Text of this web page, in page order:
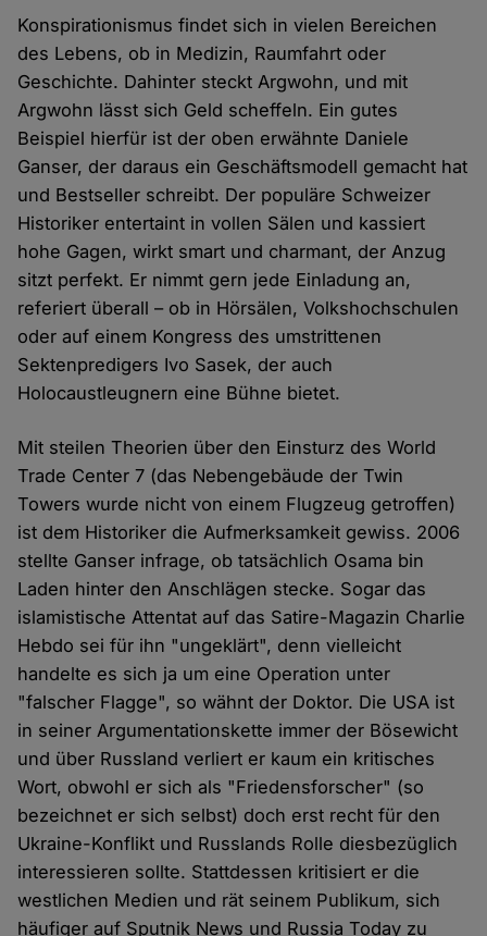
Konspirationismus findet sich in vielen Bereichen
des Lebens, ob in Medizin, Raumfahrt oder
Geschichte. Dahinter steckt Argwohn, und mit
Argwohn lässt sich Geld scheffeln. Ein gutes
Beispiel hierfür ist der oben erwähnte Daniele
Ganser, der daraus ein Geschäftsmodell gemacht hat
und Bestseller schreibt. Der populäre Schweizer
Historiker entertaint in vollen Sälen und kassiert
hohe Gagen, wirkt smart und charmant, der Anzug
sitzt perfekt. Er nimmt gern jede Einladung an,
referiert überall – ob in Hörsälen, Volkshochschulen
oder auf einem Kongress des umstrittenen
Sektenpredigers Ivo Sasek, der auch
Holocaustleugnern eine Bühne bietet.
Mit steilen Theorien über den Einsturz des World
Trade Center 7 (das Nebengebäude der Twin
Towers wurde nicht von einem Flugzeug getroffen)
ist dem Historiker die Aufmerksamkeit gewiss. 2006
stellte Ganser infrage, ob tatsächlich Osama bin
Laden hinter den Anschlägen stecke. Sogar das
islamistische Attentat auf das Satire-Magazin Charlie
Hebdo sei für ihn "ungeklärt", denn vielleicht
handelte es sich ja um eine Operation unter
"falscher Flagge", so wähnt der Doktor. Die USA ist
in seiner Argumentationskette immer der Bösewicht
und über Russland verliert er kaum ein kritisches
Wort, obwohl er sich als "Friedensforscher" (so
bezeichnet er sich selbst) doch erst recht für den
Ukraine-Konflikt und Russlands Rolle diesbezüglich
interessieren sollte. Stattdessen kritisiert er die
westlichen Medien und rät seinem Publikum, sich
häufiger auf Sputnik News und Russia Today zu